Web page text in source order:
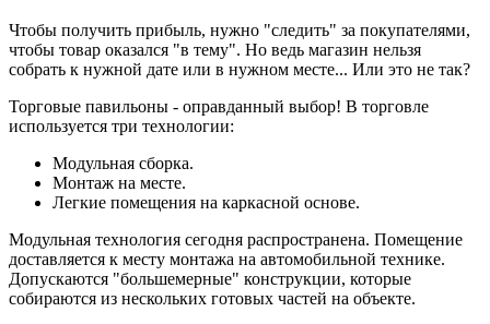
Чтобы получить прибыль, нужно "следить" за покупателями,
чтобы товар оказался "в тему". Но ведь магазин нельзя
собрать к нужной дате или в нужном месте... Или это не так?
Торговые павильоны - оправданный выбор! В торговле
используется три технологии:
Модульная сборка.
Монтаж на месте.
Легкие помещения на каркасной основе.
Модульная технология сегодня распространена. Помещение
доставляется к месту монтажа на автомобильной технике.
Допускаются "большемерные" конструкции, которые
собираются из нескольких готовых частей на объекте.